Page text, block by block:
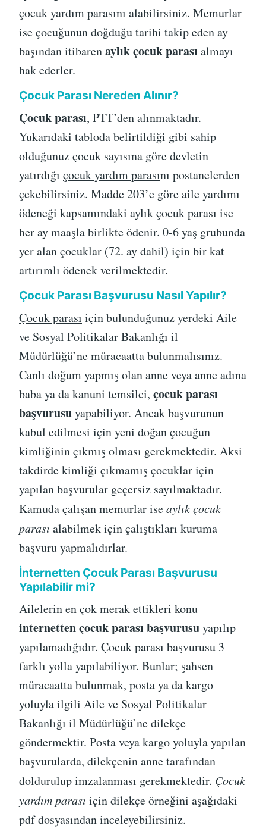
çocuk yardım parasını alabilirsiniz. Memurlar
ise çocuğunun doğduğu tarihi takip eden ay
başından itibarenaylık çocuk parası almayı
hak ederler.
Çocuk Parası Nereden Alınır?
Çocuk parası, PTT’den alınmaktadır.
Yukarıdaki tabloda belirtildiği gibi sahip
olduğunuz çocuk sayısına göre devletin
yatırdığı çocuk yardım parasını postanelerden
çekebilirsiniz. Madde 203’e göre aile yardımı
ödeneği kapsamındaki aylık çocuk parası ise
her ay maaşla birlikte ödenir. 0-6 yaş grubunda
yer alan çocuklar (72. ay dahil) için bir kat
artırımlı ödenek verilmektedir.
Çocuk Parası Başvurusu Nasıl Yapılır?
Çocuk parası için bulunduğunuz yerdeki Aile
ve Sosyal Politikalar Bakanlığı il
Müdürlüğü’ne müracaatta bulunmalısınız.
Canlı doğum yapmış olan anne veya anne adına
baba ya da kanuni temsilci, çocuk parası
başvurusuyapabiliyor. Ancak başvurunun
kabul edilmesi için yeni doğan çocuğun
kimliğinin çıkmış olması gerekmektedir. Aksi
takdirde kimliği çıkmamış çocuklar için
yapılan başvurular geçersiz sayılmaktadır.
Kamuda çalışan memurlar iseaylık çocuk
parası alabilmek için çalıştıkları kuruma
başvuru yapmalıdırlar.
İnternetten Çocuk Parası Başvurusu
Yapılabilir mi?
Ailelerin en çok merak ettikleri konu
internetten çocuk parası başvurusuyapılıp
yapılamadığıdır. Çocuk parası başvurusu 3
farklı yolla yapılabiliyor. Bunlar; şahsen
müracaatta bulunmak, posta ya da kargo
yoluyla ilgili Aile ve Sosyal Politikalar
Bakanlığı il Müdürlüğü’ne dilekçe
göndermektir. Posta veya kargo yoluyla yapılan
başvurularda, dilekçenin anne tarafından
doldurulup imzalanması gerekmektedir. Çocuk
yardım parası için dilekçe örneğini aşağıdaki
pdf dosyasından inceleyebilirsiniz.